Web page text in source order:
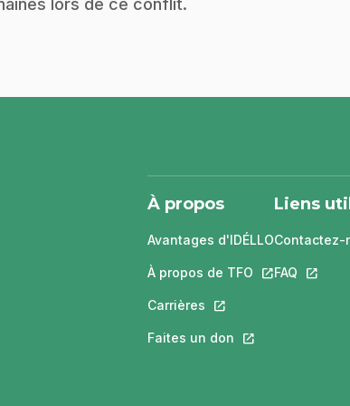
lors de ce conflit.
À propos
Avantages d'IDÉLLO
À propos de TFO Ce lien
Carrières Ce lien s'ouvrira dans
Faites un don Ce lien s'ouvrira
Liens
Contactez-
FAQ Ce